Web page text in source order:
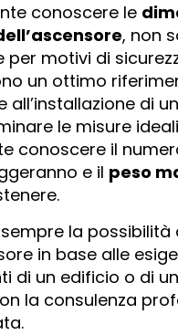
conoscere le
, non
per motivi di
un ottimo
all’installazione di
le misure
conoscere il
e il peso
la
in base alle
di un edificio o di
la consulenza